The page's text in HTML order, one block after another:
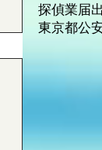
探偵業届
東京都公